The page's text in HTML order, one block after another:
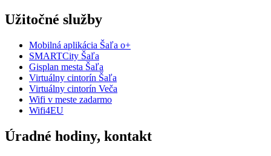
Užitočné služby
Mobilná aplikácia Šaľa o+
SMARTCity Šaľa
Gisplan mesta Šaľa
Virtuálny cintorín Šaľa
Virtuálny cintorín Veča
Wifi v meste zadarmo
Wifi4EU
Úradné hodiny, kontakt